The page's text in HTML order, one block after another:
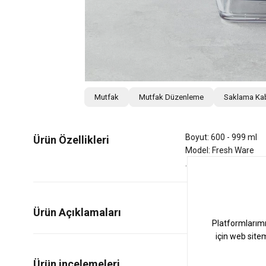
Mutfak Mutfak Düzenleme Saklama
Ürün Özellikleri
Boyut: 600 - 999 ml
Model: Fresh Ware
Ürün Açıklamaları